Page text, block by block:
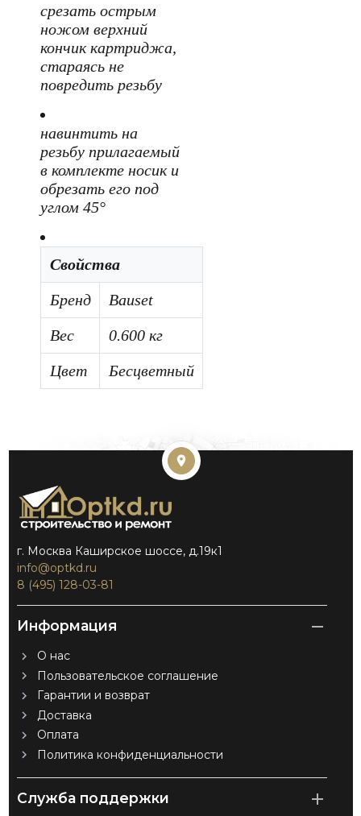
срезать острым
ножом верхний
кончик картриджа,
стараясь не
повредить резьбу
навинтить на
резьбу прилагаемый
в комплекте носик и
обрезать его под
углом 45°
Свойства
Бренд
Bauset
Вес
0.600 кг
Цвет
Бесцветный
г. Москва Каширское шоссе, д.19к1
info@optkd.ru
8 (495) 128-03-81
Информация
О нас
Пользовательское соглашение
Гарантии и возврат
Доставка
Оплата
Политика конфиденциальности
Служба поддержки